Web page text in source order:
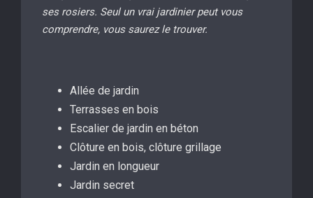
ses rosiers. Seul un vrai jardinier peut vous
comprendre, vous saurez le trouver.
Allée de jardin
Terrasses en bois
Escalier de jardin en béton
Clôture en bois, clôture grillage
Jardin en longueur
Jardin secret